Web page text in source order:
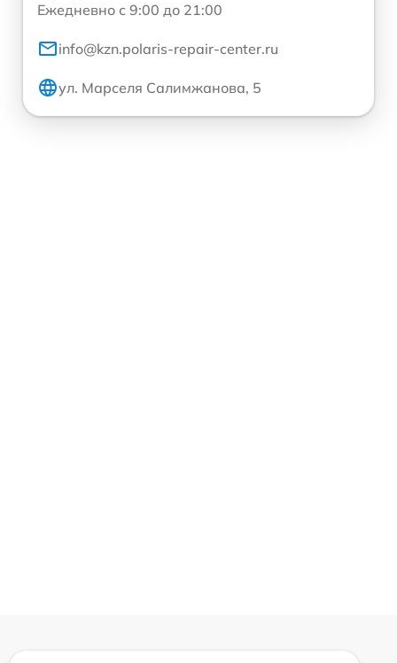
Ежедневно с 9:00 до 21:00
info@kzn.polaris-repair-center.ru
ул. Марселя Салимжанова, 5